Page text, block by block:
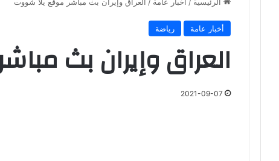
أخبار عامة رياضة
العراق وإيران بث
2021-09-07